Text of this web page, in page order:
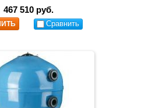
467 510 руб.
Сравнить